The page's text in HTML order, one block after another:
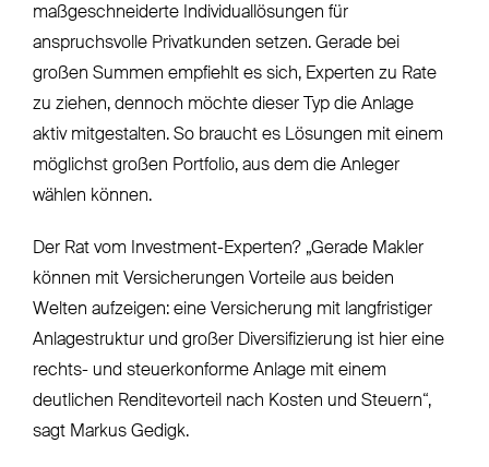
maßgeschneiderte Individuallösungen für
anspruchsvolle Privatkunden setzen. Gerade bei
großen Summen empfiehlt es sich, Experten zu Rate
zu ziehen, dennoch möchte dieser Typ die Anlage
aktiv mitgestalten. So braucht es Lösungen mit einem
möglichst großen Portfolio, aus dem die Anleger
wählen können.
Der Rat vom Investment-Experten? „Gerade Makler
können mit Versicherungen Vorteile aus beiden
Welten aufzeigen: eine Versicherung mit langfristiger
Anlagestruktur und großer Diversifizierung ist hier eine
rechts- und steuerkonforme Anlage mit einem
deutlichen Renditevorteil nach Kosten und Steuern“,
sagt Markus Gedigk.